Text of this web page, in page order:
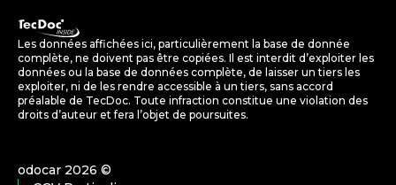
Les données affichées ici, particulièrement la base de donnée
complète, ne doivent pas être copiées. Il est interdit d’exploiter les
données ou la base de données complète, de laisser un tiers les
exploiter, ni de les rendre accessible à un tiers, sans accord
préalable de TecDoc. Toute infraction constitue une violation des
droits d’auteur et fera l’objet de poursuites.
odocar 2026 ©